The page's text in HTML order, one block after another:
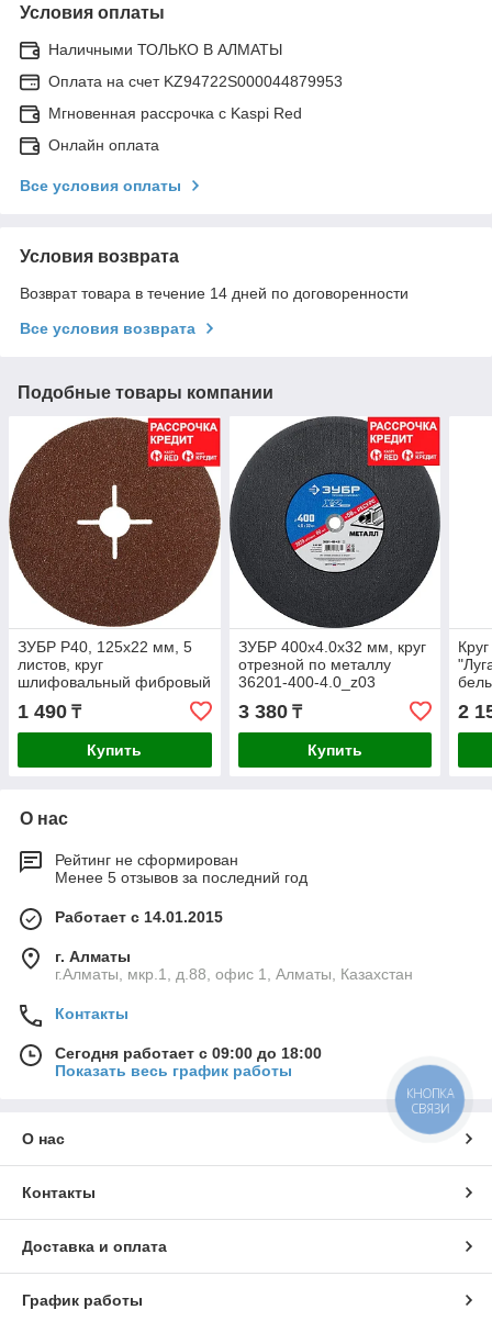
Условия оплаты
Наличными ТОЛЬКО В АЛМАТЫ
Оплата на счет KZ94722S000044879953
Мгновенная рассрочка с Kaspi Red
Онлайн оплата
Все условия оплаты
Условия возврата
Возврат товара в течение 14 дней по договоренности
Все условия возврата
Подобные товары компании
ЗУБР P40, 125х22 мм, 5
листов, круг
шлифовальный фибровый
для УШМ 35585-125-040
Профессионал
1 490 ₸
Купить
ЗУБР 400х4.0х32 мм, круг
отрезной по металлу
36201-400-4.0_z03
3 380₸
Купить
20)
2
О нас
Рейтинг не сформирован
Менее 5 отзывов за последний год
Работает с 14.01.2015
г. Алматы
г.Алматы, мкр.1, д.88, офис 1, Алматы, Казахстан
Контакты
Сегодня работает с 09:00 до 18:00
Показать весь график работы
О нас
Контакты
Доставка и оплата
График работы
КНОПКА
СВЯЗИ